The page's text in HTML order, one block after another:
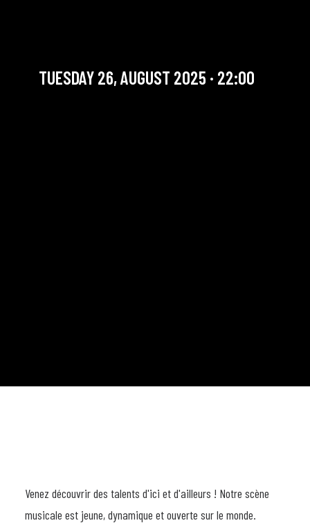
Venez découvrir des talents d'ici et d'ailleurs ! Notre scène
musicale est jeune, dynamique et ouverte sur le monde.
TUESDAY 26, AUGUST 2025 · 22:00